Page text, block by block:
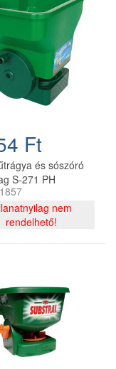
Ft
és sószóró
S-271 PH
nem
rendelhető!